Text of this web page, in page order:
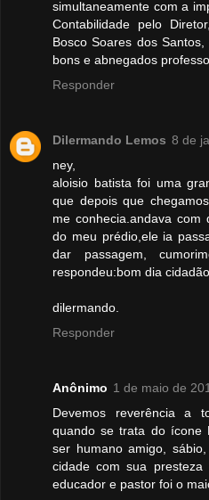
simultaneamente com a
Contabilidade pelo
Bosco Soares dos
bons e abnegados
Responder
Dilermando Lemos 8 de
ney,
aloisio batista foi uma
que depois que
me conhecia.andava com
do meu prédio,ele ia
dar passagem,
respondeu:bom dia
dilermando.
Responder
Anônimo 1 de maio de
Devemos reverência a
quando se trata do ícone
ser humano amigo,
cidade com sua
educador e pastor foi o